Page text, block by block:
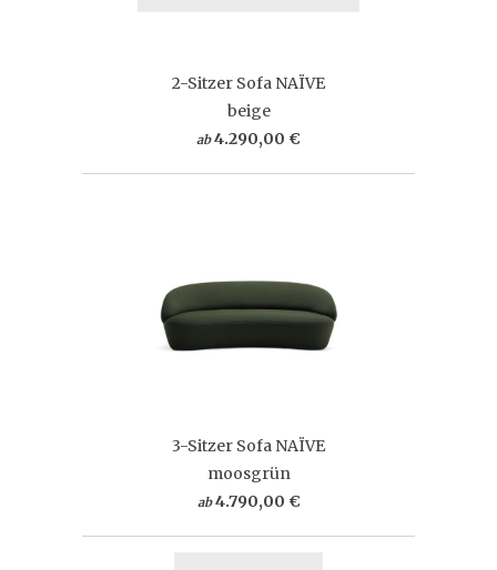
2-Sitzer Sofa NAÏVE
beige
ab 4.290,00 €
3-Sitzer Sofa NAÏVE
moosgrün
ab 4.790,00 €